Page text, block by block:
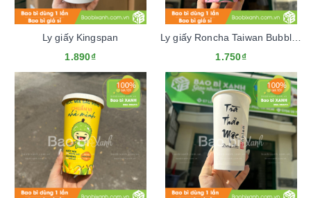
Ly giấy Kingspan
1.890₫
Ly giấy Roncha Taiwan Bubble Tea
1.750₫